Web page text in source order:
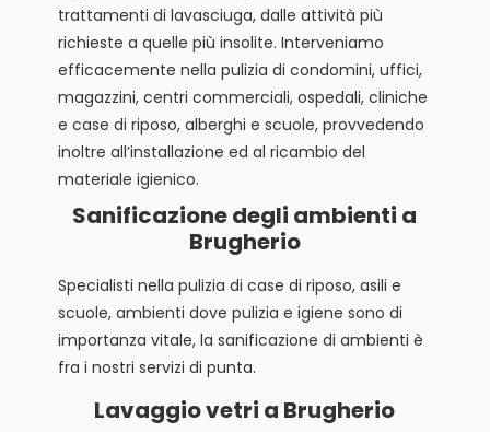
trattamenti di lavasciuga, dalle attività più
richieste a quelle più insolite. Interveniamo
efficacemente nella pulizia di condomini, uffici,
magazzini, centri commerciali, ospedali, cliniche
e case di riposo, alberghi e scuole, provvedendo
inoltre all’installazione ed al ricambio del
materiale igienico.
Sanificazione degli ambienti a
Brugherio
Specialisti nella pulizia di case di riposo, asili e
scuole, ambienti dove pulizia e igiene sono di
importanza vitale, la sanificazione di ambienti è
fra i nostri servizi di punta.
Lavaggio vetri a Brugherio